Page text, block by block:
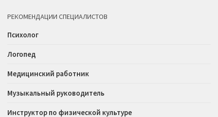
РЕКОМЕНДАЦИИ СПЕЦИАЛИСТОВ
Психолог
Логопед
Медицинский работник
Музыкальный руководитель
Инструктор по физической культуре